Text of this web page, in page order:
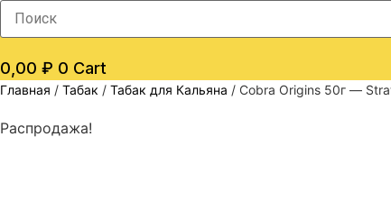
0,00 ₽ 0 Cart
Главная / Табак / Табак для Кальяна / Cobra Origins 50г —
Распродажа!